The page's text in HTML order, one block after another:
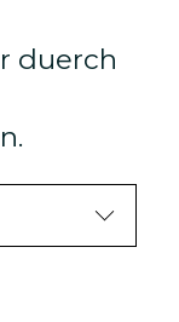
duerch